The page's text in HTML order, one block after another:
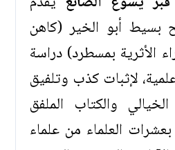
بسيط أبو الخير (كاهن
الأثرية بمسطرد) دراسة
لإثبات كذب وتلفيق
والكتاب الملفق
العلماء من علماء